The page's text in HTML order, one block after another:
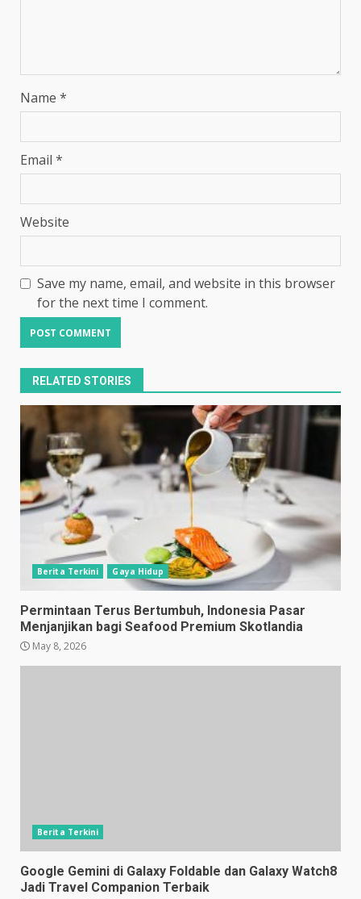
Name *
Email *
Website
Save my name, email, and website in this browser
for the next time I comment.
RELATED STORIES
Berita Terkini Gaya Hidup
Permintaan Terus Bertumbuh, Indonesia Pasar
Menjanjikan bagi Seafood Premium Skotlandia
May 8, 2026
Berita Terkini
Google Gemini di Galaxy Foldable dan Galaxy Watch8
Jadi Travel Companion Terbaik